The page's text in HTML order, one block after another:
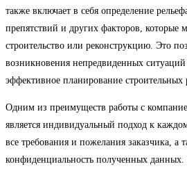
также включает в себя определение
препятствий и других факторов, которые
строительство или реконструкцию. Это
возникновения непредвиденных ситуаций
эффективное планирование строительных
Одним из преимуществ работы с
является индивидуальный подход к
все требования и пожелания заказчика, а
конфиденциальность полученных